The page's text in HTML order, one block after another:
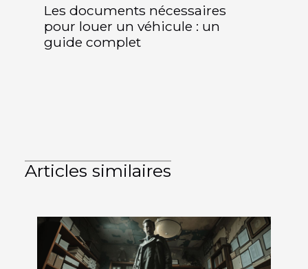
Les documents nécessaires
pour louer un véhicule : un
guide complet
Articles similaires